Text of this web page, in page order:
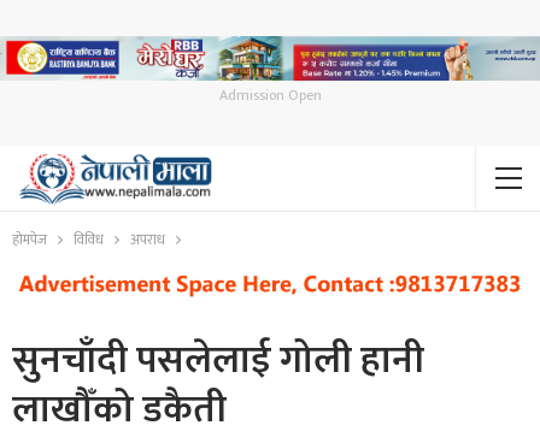
Admission Open
होमपेज विविध अपराध
सुनचाँदी पसलेलाई गोली हानी
लाखौँको डकैती